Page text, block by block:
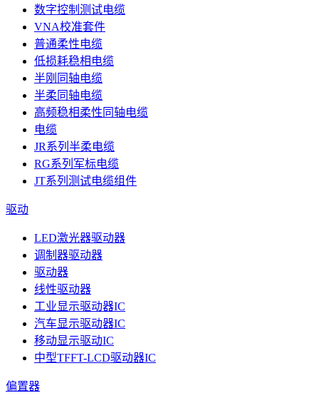
数字控制测试电缆
VNA校准套件
普通柔性电缆
低损耗稳相电缆
半刚同轴电缆
半柔同轴电缆
高频稳相柔性同轴电缆
电缆
JR系列半柔电缆
RG系列军标电缆
JT系列测试电缆组件
驱动
LED激光器驱动器
调制器驱动器
驱动器
线性驱动器
工业显示驱动器IC
汽车显示驱动器IC
移动显示驱动IC
中型TFFT-LCD驱动器IC
偏置器